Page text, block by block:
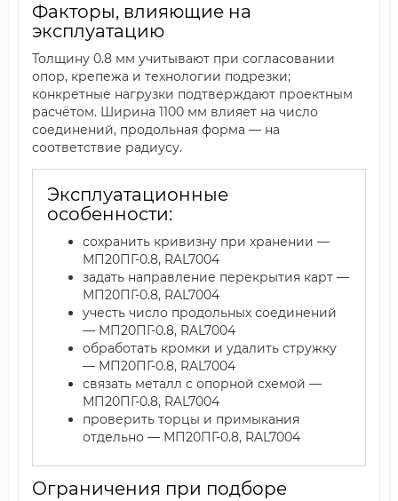
Факторы, влияющие на
эксплуатацию
Толщину 0.8 мм учитывают при согласовании
опор, крепежа и технологии подрезки;
конкретные нагрузки подтверждают проектным
расчётом. Ширина 1100 мм влияет на число
соединений, продольная форма — на
соответствие радиусу.
Эксплуатационные
особенности:
сохранить кривизну при хранении —
МП20ПГ-0.8, RAL7004
задать направление перекрытия карт —
МП20ПГ-0.8, RAL7004
учесть число продольных соединений
— МП20ПГ-0.8, RAL7004
обработать кромки и удалить стружку
— МП20ПГ-0.8, RAL7004
связать металл с опорной схемой —
МП20ПГ-0.8, RAL7004
проверить торцы и примыкания
отдельно — МП20ПГ-0.8, RAL7004
Ограничения при подборе